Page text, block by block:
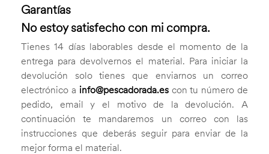
Garantías
No estoy satisfecho con mi compra.
Tienes 14 días laborables desde el momento de la
entrega para devolvernos el material. Para iniciar la
devolución solo tienes que enviarnos un correo
electrónico a info@pescadorada.escon tu número de
pedido, email y el motivo de la devolución. A
continuación te mandaremos un correo con las
instrucciones que deberás seguir para enviar de la
mejor forma el material.